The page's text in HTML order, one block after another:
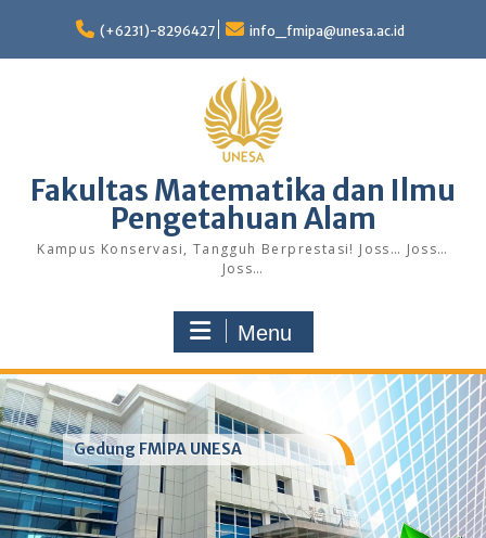
content
(+6231)-8296427 info_fmipa@unesa.ac.id
Fakultas Matematika dan Ilmu
Pengetahuan Alam
Kampus Konservasi, Tangguh Berprestasi! Joss… Joss…
Joss…
Menu
Gedung FMIPA UNESA